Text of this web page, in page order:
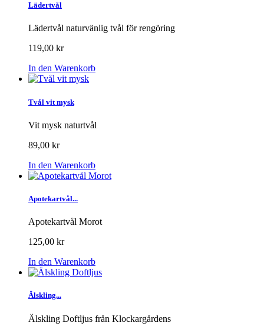
Lädertvål
Lädertvål naturvänlig tvål för rengöring
119,00 kr
In den Warenkorb
Tvål vit mysk
Vit mysk naturtvål
89,00 kr
In den Warenkorb
Apotekartvål...
Apotekartvål Morot
125,00 kr
In den Warenkorb
Älskling...
Älskling Doftljus från Klockargårdens